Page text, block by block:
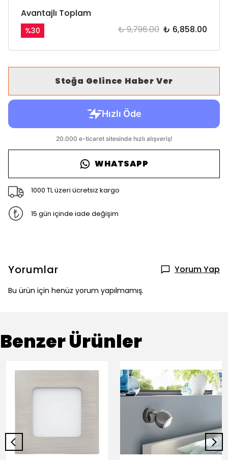
Avantajlı Toplam
%30 ₺ 9,796.00 ₺ 6,858.00
Stoğa Gelince Haber Ver
WHATSAPP
1000 TL üzeri ücretsiz kargo
15 gün içinde iade değişim
Yorumlar Yorum Yap
Bu ürün için henüz yorum yapılmamış.
Benzer Ürünler